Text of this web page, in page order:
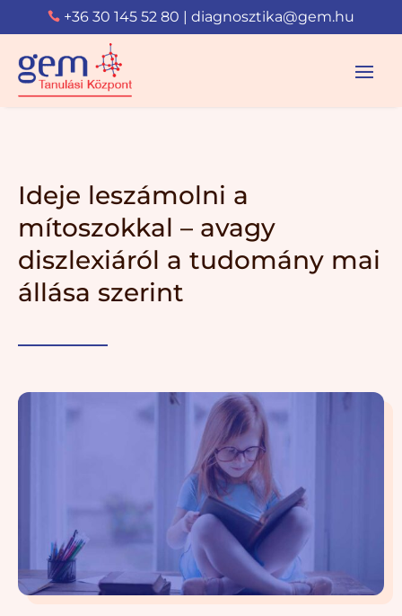
 +36 30 145 52 80 | diagnosztika@gem.hu
Ideje leszámolni a
mítoszokkal – avagy
diszlexiáról a tudomány mai
állása szerint